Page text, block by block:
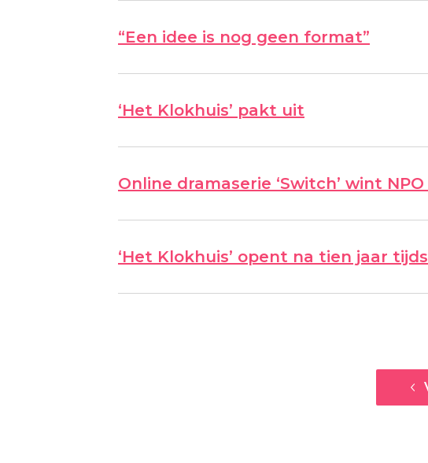
“Een idee is nog geen format”
‘Het Klokhuis’ pakt uit
Online dramaserie ‘Switch’ wint
‘Het Klokhuis’ opent na tien jaar